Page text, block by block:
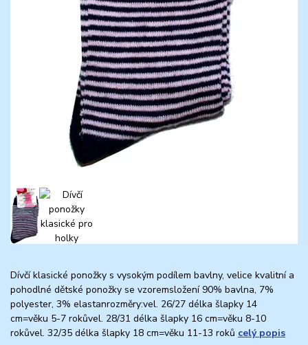
Dívčí klasické ponožky s vysokým podílem bavlny, velice kvalitní a
pohodlné dětské ponožky se vzoremsložení 90% bavlna, 7%
polyester, 3% elastanrozměry:vel. 26/27 délka šlapky 14
cm=věku 5-7 rokůvel. 28/31 délka šlapky 16 cm=věku 8-10
rokůvel. 32/35 délka šlapky 18 cm=věku 11-13 roků celý popis